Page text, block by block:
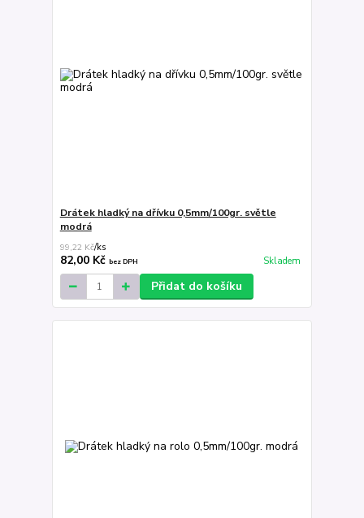
Drátek hladký na dřívku 0,5mm/100gr. světle
modrá
99,22 Kč/ks
82,00 Kč bez DPH Skladem
Přidat do košíku